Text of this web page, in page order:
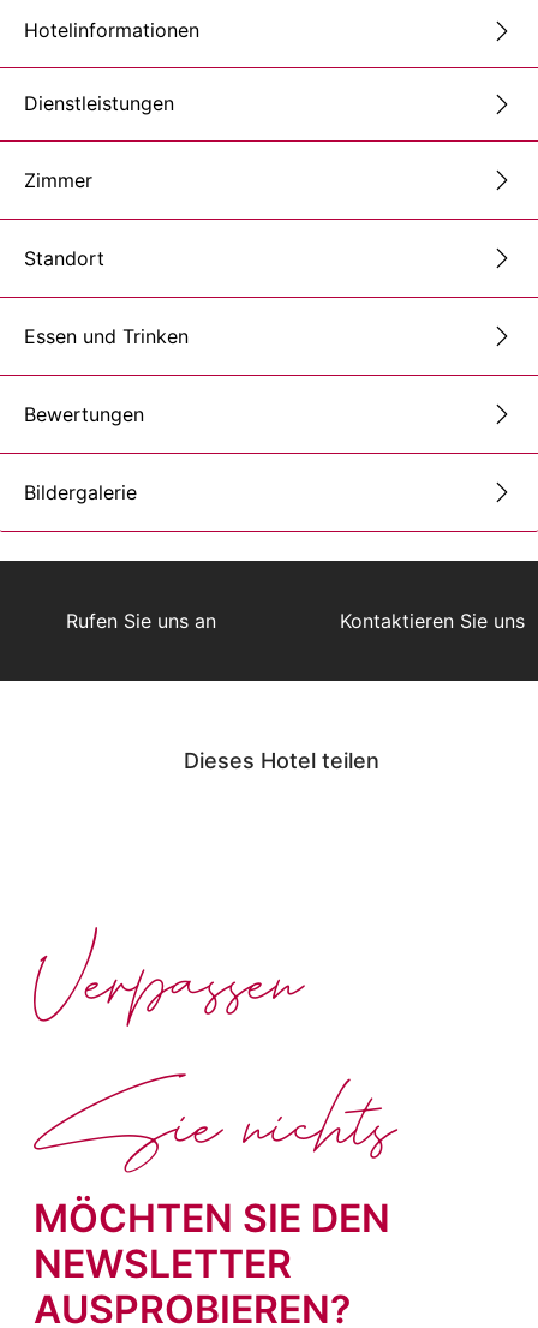
Hotelinformationen
Dienstleistungen
Zimmer
Standort
Essen und Trinken
Bewertungen
Bildergalerie
Rufen Sie uns an Kontaktieren Sie uns
Dieses Hotel teilen
MÖCHTEN SIE DEN
NEWSLETTER
AUSPROBIEREN?
Verpassen
Sie nichts